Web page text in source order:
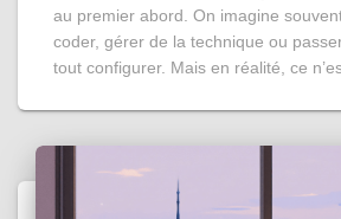
au premier abord. On imagine
coder, gérer de la technique ou
tout configurer. Mais en réalité, ce